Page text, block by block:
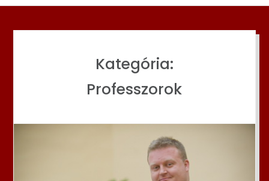
Kategória:
Professzorok